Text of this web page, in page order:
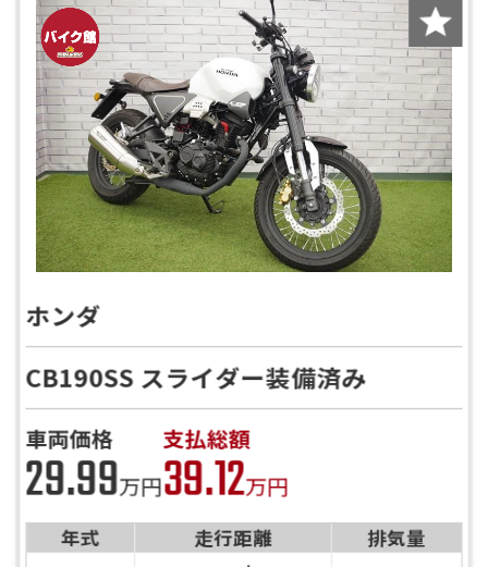
バイク館ではお乗り出しまでに必要
な 概算のお支払総額を表示しており
ます。
「お問い合わせ・来店予約」ボタンより
ホンダ
CB190SS スライダー装備済み
車両価格
29.99万円
支払総額
39.12万円
年式 走行距離 排気量